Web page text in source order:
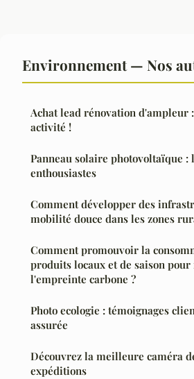
Environnement — Nos
Achat lead rénovation d'ampleur
activité !
Panneau solaire photovoltaïque :
enthousiastes
Comment développer des
mobilité douce dans les zones
Comment promouvoir la
produits locaux et de saison
l'empreinte carbone ?
Photo ecologie : témoignages
assurée
Découvrez la meilleure caméra
expéditions